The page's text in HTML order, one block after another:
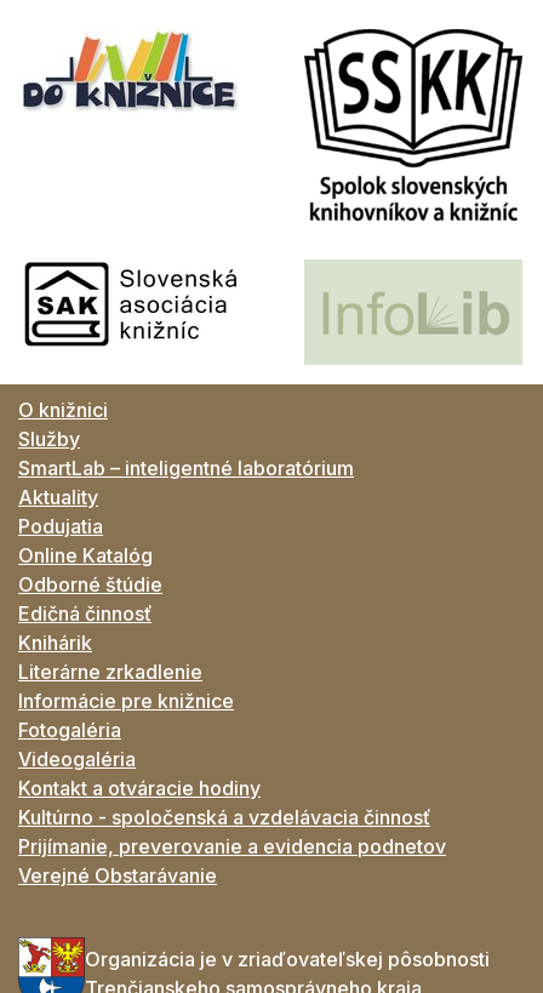
O knižnici
Služby
SmartLab – inteligentné laboratórium
Aktuality
Podujatia
Online Katalóg
Odborné štúdie
Edičná činnosť
Knihárik
Literárne zrkadlenie
Informácie pre knižnice
Fotogaléria
Videogaléria
Kontakt a otváracie hodiny
Kultúrno - spoločenská a vzdelávacia činnosť
Prijímanie, preverovanie a evidencia podnetov
Verejné Obstarávanie
Organizácia je v zriaďovateľskej pôsobnosti